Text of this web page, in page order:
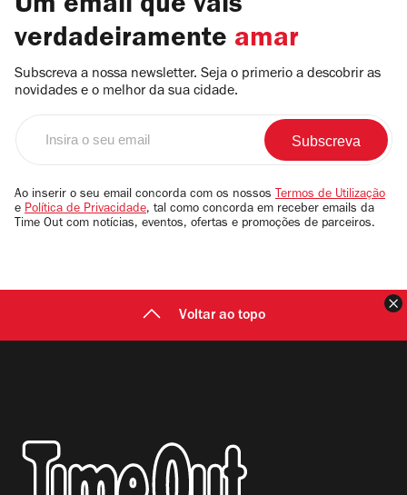
Um email que vais
verdadeiramente amar
Subscreva a nossa newsletter. Seja o primerio a descobrir as
novidades e o melhor da sua cidade.
email
Ao inserir o seu email concorda com os nossos Termos de Utilização
e Política de Privacidade, tal como concorda em receber emails da
Time Out com notícias, eventos, ofertas e promoções de parceiros.
Voltar ao topo